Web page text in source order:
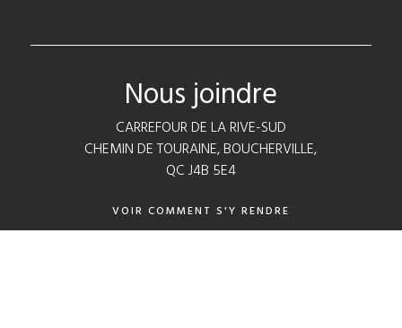
Nous joindre
CARREFOUR DE LA RIVE-SUD
CHEMIN DE TOURAINE, BOUCHERVILLE,
QC J4B 5E4
VOIR COMMENT S'Y RENDRE